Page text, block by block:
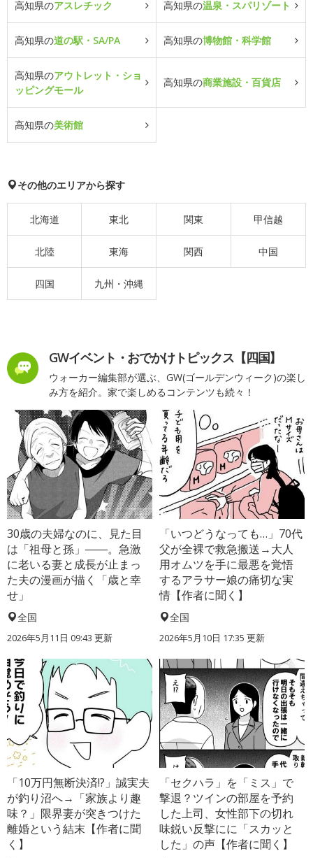
高知県のアスレチック 高知県の温泉・スパリゾート
高知県の道の駅・SA/PA 高知県の博物館・科学館
高知県のアウトレット・ショ
ッピングモール
高知県の商業施設・百貨店
高知県の美術館
その他のエリアから探す
北海道 東北 関東 甲信越
北陸 東海 関西 中国
四国 九州・沖縄
GWイベント・おでかけトピックス【四国】
ウォーカー編集部が選ぶ、GW(ゴールデンウィーク)の楽し
み方を紹介。家で楽しめるコンテンツも続々！
30歳の夫婦なのに、見た目
は「祖母と孫」――。急激
に老いる妻と成長が止まっ
た夫の漫画が描く「歳と幸
せ」
全国
2026年5月11日 09:43 更新
「いつどうなっても…」70代
父が全裸で救急搬送→大人
用オムツを手に最悪を覚悟
するアラサー娘の痛切な実
情【作者に聞く】
全国
2026年5月10日 17:35 更新
「10万円無断決済!?」誠実夫
が釣り沼へ→「家族より趣
味？」限界妻が突きつけた
離婚という結末【作者に聞
く】
「セクハラ」を「ミス」で
撃退？ツインの部屋を予約
した上司、女性部下の切れ
味鋭い反撃にに「スカッと
した」の声【作者に聞く】